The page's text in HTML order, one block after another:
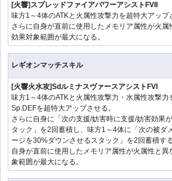
[火響]スプレッドファイアパワーアシストFVII
味方1～4体のATKと火属性攻撃力を超特大アップ
さらに自身が直前に使用したメモリア属性が火属
効果対象範囲が最大になる。
レギオンマッチスキル
[火響火水攻]SdルミナスヴァースアシストFVI
味方1～4体のATKと火属性攻撃力・水属性攻撃力
Sp.DEFを超特大アップさせる。
さらに自身に「次の支援/妨害時に支援/妨害効果
タック」を2回蓄積し、味方1～4体に「次の被ダ
ージを30%ダウンさせるスタック」を2回蓄積する
自身が直前に使用したメモリア属性が火属性と異
象範囲が最大になる。